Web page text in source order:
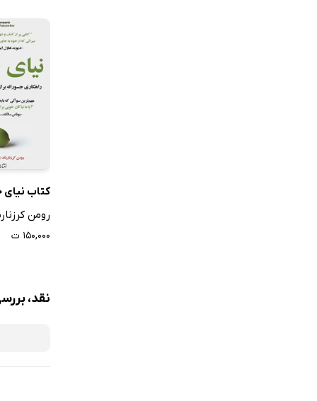
کتاب
رومن
۱۵۰,۰۰۰ ت
نقد،